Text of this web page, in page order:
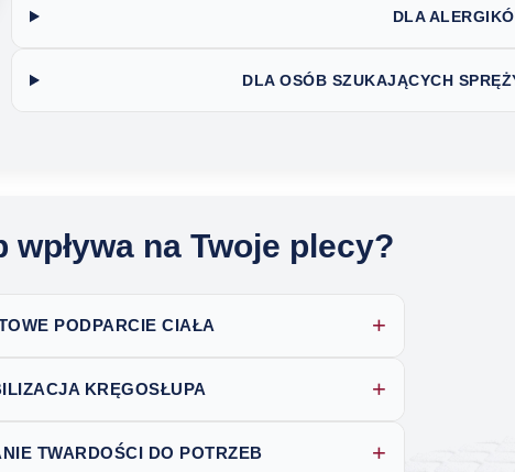
DLA
DLA OSÓB SZUKAJĄCYCH
na Twoje plecy?
PODPARCIE CIAŁA +
KRĘGOSŁUPA +
TWARDOŚCI DO POTRZEB +